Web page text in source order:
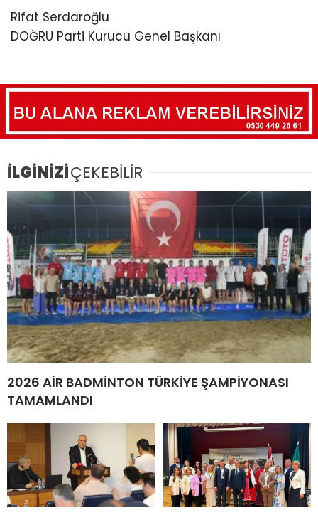
Rifat Serdaroğlu
DOĞRU Parti Kurucu Genel Başkanı
İLGİNİZİÇEKEBİLİR
2026 AİR BADMİNTON TÜRKİYE ŞAMPİYONASI
TAMAMLANDI